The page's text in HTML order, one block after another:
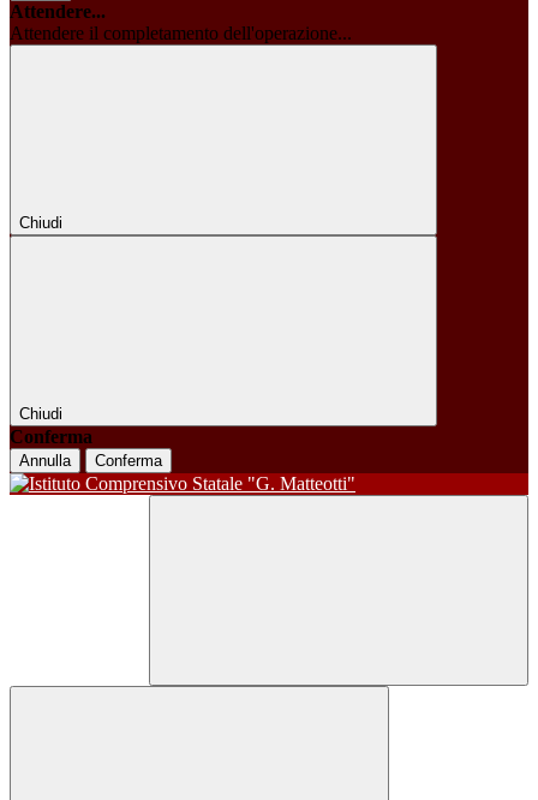
Attendere...
Attendere il completamento dell'operazione...
Chiudi
Chiudi
Conferma
Annulla Conferma